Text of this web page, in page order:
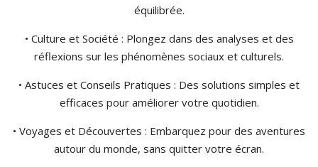
équilibrée.
• Culture et Société : Plongez dans des analyses et des
réflexions sur les phénomènes sociaux et culturels.
• Astuces et Conseils Pratiques : Des solutions simples et
efficaces pour améliorer votre quotidien.
• Voyages et Découvertes : Embarquez pour des aventures
autour du monde, sans quitter votre écran.